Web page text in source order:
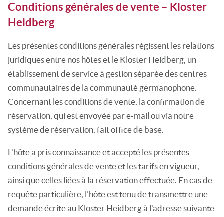
Conditions générales de vente – Kloster
Heidberg
Les présentes conditions générales régissent les relations
juridiques entre nos hôtes et le Kloster Heidberg, un
établissement de service à gestion séparée des centres
communautaires de la communauté germanophone.
Concernant les conditions de vente, la confirmation de
réservation, qui est envoyée par e-mail ou via notre
système de réservation, fait office de base.
L’hôte a pris connaissance et accepté les présentes
conditions générales de vente et les tarifs en vigueur,
ainsi que celles liées à la réservation effectuée. En cas de
requête particulière, l’hôte est tenu de transmettre une
demande écrite au Kloster Heidberg à l’adresse suivante